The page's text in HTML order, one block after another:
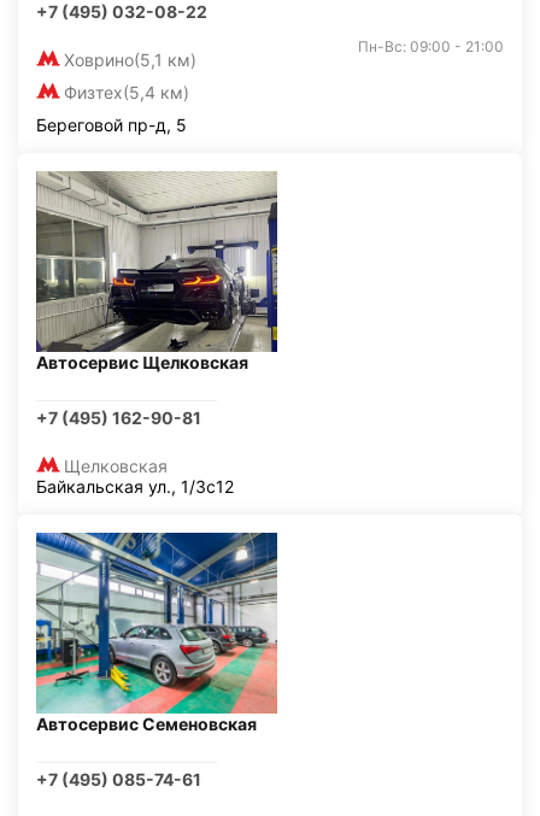
+7 (495) 032-08-22
Ховрино(5,1 км)
Физтех(5,4 км)
Пн-Вс: 09:00 - 21:00
Береговой пр-д, 5
Автосервис Щелковская
+7 (495) 162-90-81
Щелковская
Байкальская ул., 1/3с12
Автосервис Семеновская
+7 (495) 085-74-61